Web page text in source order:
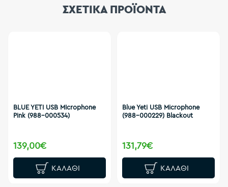
ΣΧΕΤΙΚΑ ΠΡΟΪΟΝΤΑ
BLUE YETI USB MIcrophone
Pink (988-000534)
139,00€
ΚΑΛΆΘΙ
Blue Yeti USB Microphone
(988-000229) Blackout
131,79€
ΚΑΛΆΘΙ